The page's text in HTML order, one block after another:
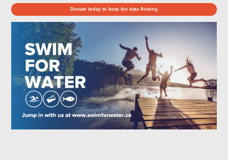
Donate today to keep the data flowing